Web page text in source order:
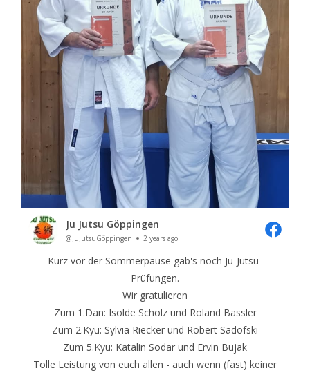
Ju Jutsu Göppingen
@JuJutsuGöppingen 2 years ago
Kurz vor der Sommerpause gab's noch Ju-Jutsu-
Prüfungen.
Wir gratulieren
Zum 1.Dan: Isolde Scholz und Roland Bassler
Zum 2.Kyu: Sylvia Riecker und Robert Sadofski
Zum 5.Kyu: Katalin Sodar und Ervin Bujak
Tolle Leistung von euch allen - auch wenn (fast) keiner